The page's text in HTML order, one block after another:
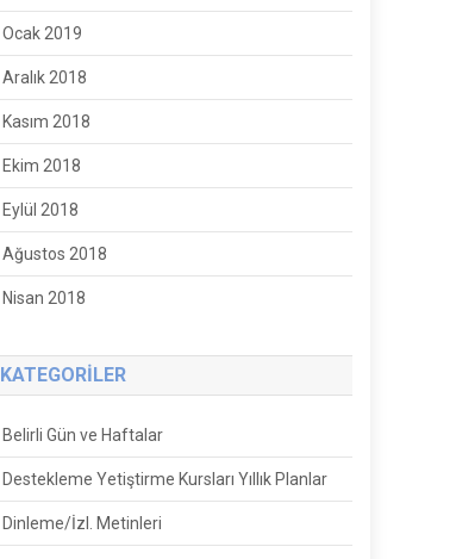
Ocak 2019
Aralık 2018
Kasım 2018
Ekim 2018
Eylül 2018
Ağustos 2018
Nisan 2018
KATEGORILER
Belirli Gün ve Haftalar
Destekleme Yetiştirme Kursları Yıllık Planlar
Dinleme/İzl. Metinleri